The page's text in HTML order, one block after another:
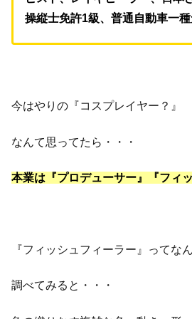
操縦士免許1級、普通自動車一
今はやりの『コスプレイヤー？』
なんて思ってたら・・・
本業は『プロデューサー』『フィ
『フィッシュフィーラー』ってな
調べてみると・・・